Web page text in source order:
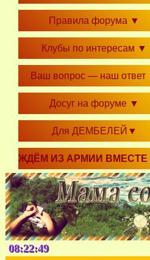
Правила форума ▼
Клубы по интересам ▼
Ваш вопрос — наш ответ
Досуг на форуме ▼
Для ДЕМБЕЛЕЙ ▼
ЖДЁМ ИЗ АРМИИ ВМЕСТЕ
08:22:49